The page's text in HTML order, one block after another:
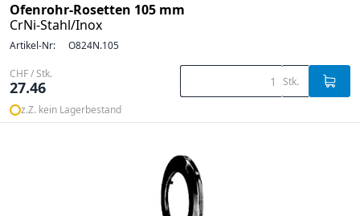
Ofenrohr-Rosetten 105 mm
CrNi-Stahl/Inox
Artikel-Nr: O824N.105
CHF / Stk.
27.46 Stk.
z.Z. kein Lagerbestand